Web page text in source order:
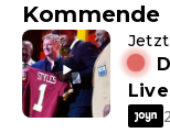
Kommende